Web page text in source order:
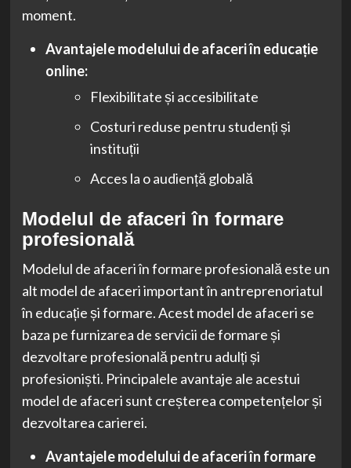
moment.
Avantajele modelului de afaceri în educație
online:
Flexibilitate și accesibilitate
Costuri reduse pentru studenți și
instituții
Acces la o audiență globală
Modelul de afaceri în formare
profesională
Modelul de afaceri în formare profesională este un
alt model de afaceri important în antreprenoriatul
în educație și formare. Acest model de afaceri se
baza pe furnizarea de servicii de formare și
dezvoltare profesională pentru adulți și
profesioniști. Principalele avantaje ale acestui
model de afaceri sunt creșterea competențelor și
dezvoltarea carierei.
Avantajele modelului de afaceri în formare